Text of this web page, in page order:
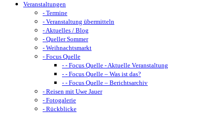
Veranstaltungen
- Termine
- Veranstaltung übermitteln
- Aktuelles / Blog
- Queller Sommer
- Weihnachtsmarkt
- Focus Quelle
- - Focus Quelle - Aktuelle Veranstaltung
- - Focus Quelle – Was ist das?
- - Focus Quelle – Berichtsarchiv
- Reisen mit Uwe Jauer
- Fotogalerie
- Rückblicke